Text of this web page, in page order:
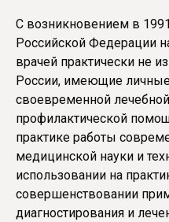
С возникновением в
Российской Федерации
врачей практически не
России, имеющие личные
своевременной
профилактической
практике работы
медицинской науки и
использовании на
совершенствовании
диагностирования и